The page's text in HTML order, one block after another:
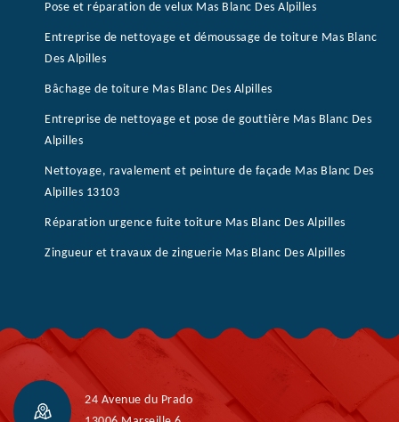
Pose et réparation de velux Mas Blanc Des Alpilles
Entreprise de nettoyage et démoussage de toiture Mas Blanc
Des Alpilles
Bâchage de toiture Mas Blanc Des Alpilles
Entreprise de nettoyage et pose de gouttière Mas Blanc Des
Alpilles
Nettoyage, ravalement et peinture de façade Mas Blanc Des
Alpilles 13103
Réparation urgence fuite toiture Mas Blanc Des Alpilles
Zingueur et travaux de zinguerie Mas Blanc Des Alpilles
24 Avenue du Prado